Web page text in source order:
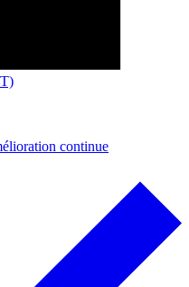
continue